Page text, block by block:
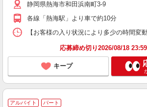
静岡県熱海市和田浜南町3-9
各線「熱海駅」より車で約10分
【お客様の入り状況により多少の時間
応募締め切り2026/08/18
キープ
アルバイト パート